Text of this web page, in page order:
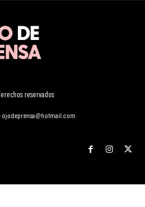
reservados
ojodeprensa@hotmail.com